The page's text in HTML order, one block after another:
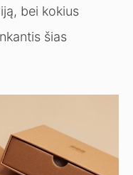
bei kokius
šias